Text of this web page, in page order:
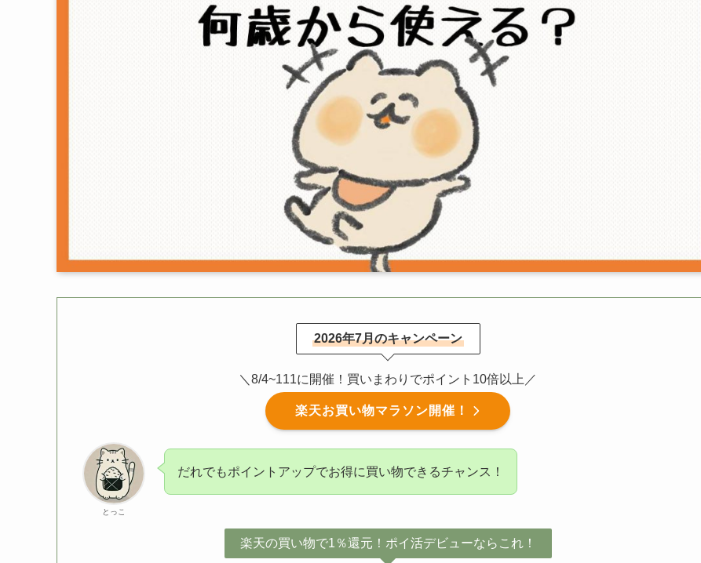
2026年7月のキャンペーン
＼8/4~111に開催！買いまわりでポイント10倍以上／
楽天お買い物マラソン開催！
とっこ
だれでもポイントアップでお得に買い物できるチャンス！
楽天の買い物で1％還元！ポイ活デビューならこれ！